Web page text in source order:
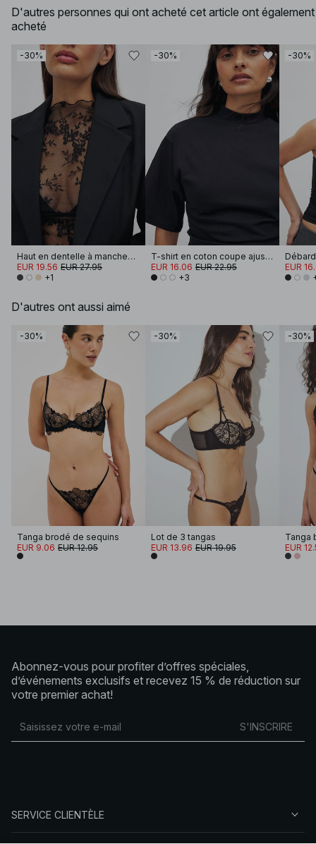
D'autres personnes qui ont acheté cet article ont également
acheté
-30%
Haut en dentelle à manches longues
EUR 19.56 EUR 27.95
+1
-30%
T-shirt en coton coupe ajustée à encolure cheminée
EUR 16.06 EUR 22.95
+3
-30%
EUR
D'autres ont aussi aimé
-30%
Tanga brodé de sequins
EUR 9.06 EUR 12.95
-30%
Lot de 3 tangas
EUR 13.96 EUR 19.95
-30%
Tanga
EUR
Abonnez-vous pour profiter d’offres spéciales,
d’événements exclusifs et recevez 15 % de réduction sur
votre premier achat!
S'INSCRIRE
SERVICE CLIENTÈLE